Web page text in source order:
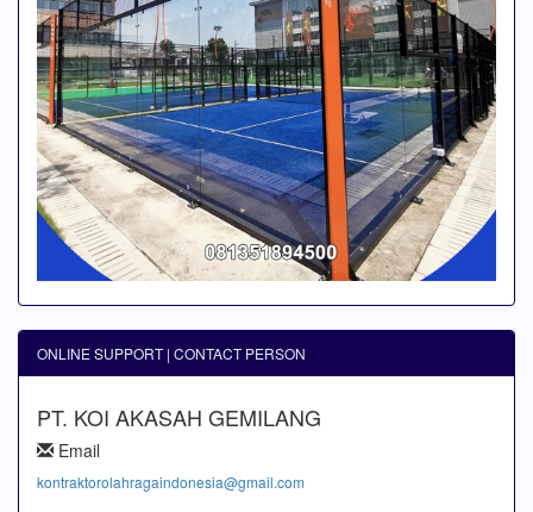
ONLINE SUPPORT | CONTACT PERSON
PT. KOI AKASAH GEMILANG
Email
kontraktorolahragaindonesia@gmail.com